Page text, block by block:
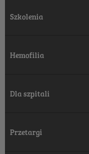
Szkolenia
Hemofilia
Dla szpitali
Przetargi